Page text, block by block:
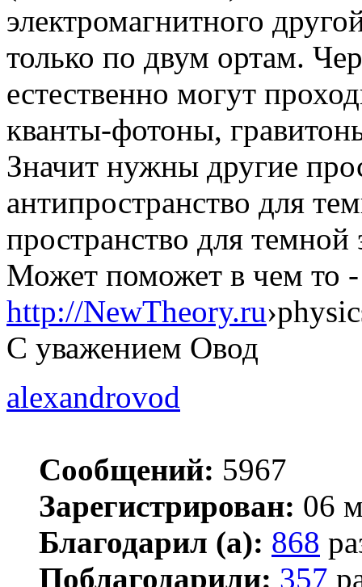
электромагнитного
только по двум ортам.
естественно могут
кванты-фотоны,
Значит нужны другие
антипространство для
пространство для темной
Может поможет в чем то
http://NewTheory.ru
С уважением Овод
alexandrovod
Сообщений: 5967
Зарегистрирован: 06
Благодарил (а): 868
Поблагодарили: 357